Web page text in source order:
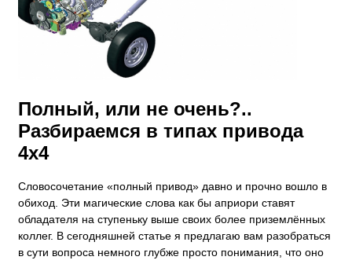
​Полный, или не очень?..
Разбираемся в типах привода
4х4
Словосочетание «полный привод» давно и прочно вошло в
обиход. Эти магические слова как бы априори ставят
обладателя на ступеньку выше своих более приземлённых
коллег. В сегодняшней статье я предлагаю вам разобраться
в сути вопроса немного глубже просто понимания, что оно